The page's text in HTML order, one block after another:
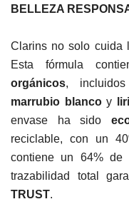
BELLEZA
Clarins no solo cuida
Esta fórmula
orgánicos,
marrubio blancoy
envase ha sido
reciclable, con un
contiene un 64% de
trazabilidad total
TRUST.